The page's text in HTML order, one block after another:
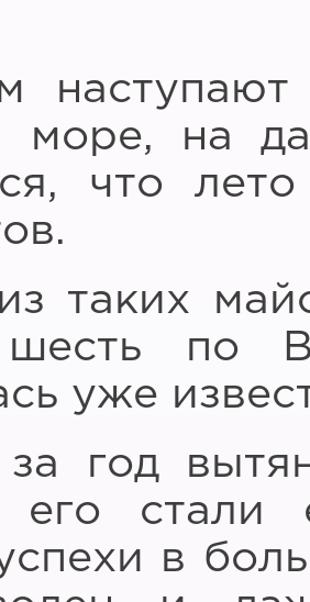
наступают
море, на
что
таких
по
уже
за год
его стали
в